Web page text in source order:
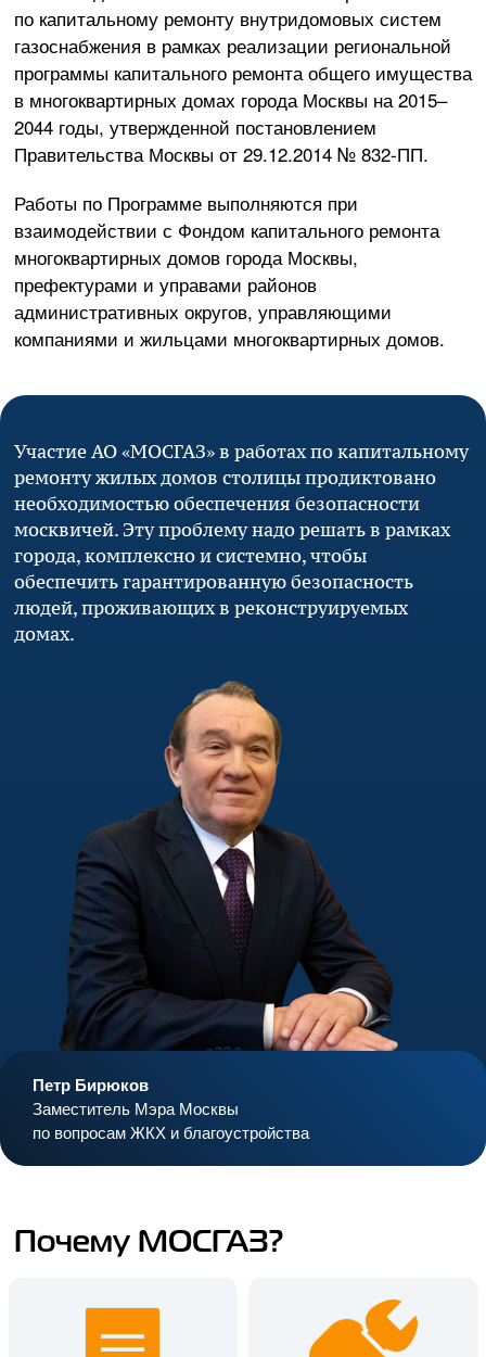
по капитальному ремонту внутридомовых систем
газоснабжения в рамках реализации региональной
программы капитального ремонта общего имущества
в многоквартирных домах города Москвы на 2015–
2044 годы, утвержденной постановлением
Правительства Москвы от 29.12.2014 № 832-ПП.
Работы по Программе выполняются при
взаимодействии с Фондом капитального ремонта
многоквартирных домов города Москвы,
префектурами и управами районов
административных округов, управляющими
компаниями и жильцами многоквартирных домов.
Петр Бирюков
Заместитель Мэра Москвы
по вопросам ЖКХ и благоустройства
Участие АО «МОСГАЗ» в работах по капитальному
ремонту жилых домов столицы продиктовано
необходимостью обеспечения безопасности
москвичей. Эту проблему надо решать в рамках
города, комплексно и системно, чтобы
обеспечить гарантированную безопасность
людей, проживающих в реконструируемых
домах.
Почему МОСГАЗ?